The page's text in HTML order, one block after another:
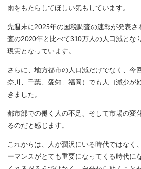
雨をもたらしてほしい気もしています。
先週末に2025年の国税調査の速報が発表さ
査の2020年と比べて310万人の人口減とな
現実となっています。
さらに、地方都市の人口減だけでなく、今
奈川、千葉、愛知、福岡）でも人口減少が
きました。
都市部での働く人の不足、そして市場の変
るのだと感じます。
これからは、人が潤沢にいる時代ではなく
ーマンスがとても重要になってくる時代に